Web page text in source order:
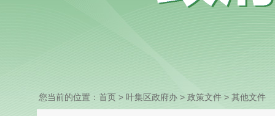
您当前的位置： 首页> 叶集区政府办 > 政策文件 > 其他文件